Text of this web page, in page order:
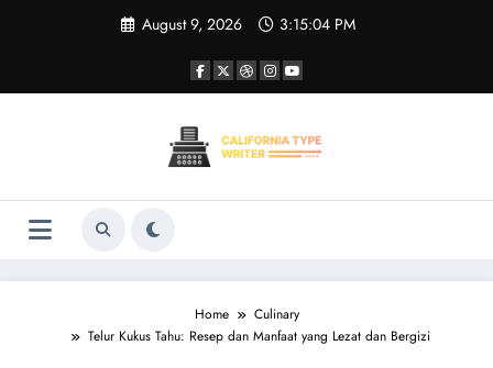
August 9, 2026 3:15:05 PM
Home
Culinary
Telur Kukus Tahu: Resep dan Manfaat yang Lezat dan Bergizi